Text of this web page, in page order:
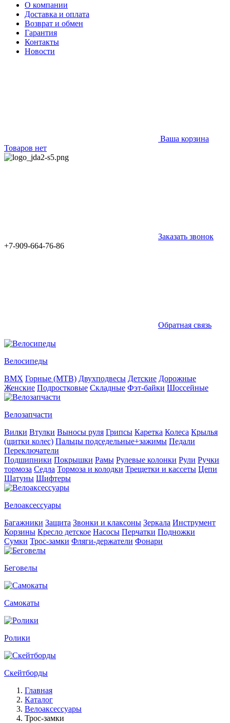
О компании
Доставка и оплата
Возврат и обмен
Гарантия
Контакты
Новости
Ваша корзина
Товаров нет
Заказать звонок
+7-909-664-76-86
Обратная связь
Велосипеды
BMX Горные (MTB) Двухподвесы Детские Дорожные
Женские Подростковые Складные Фэт-байки Шоссейные
Велозапчасти
Вилки Втулки Выносы руля Грипсы Каретка Колеса Крылья
(щитки колес) Пальцы подседельные+зажимы Педали
Переключатели
Подшипники Покрышки Рамы Рулевые колонки Рули Ручки
тормоза Седла Тормоза и колодки Трещетки и кассеты Цепи
Шатуны Шифтеры
Велоаксессуары
Багажники Защита Звонки и клаксоны Зеркала Инструмент
Корзины Кресло детское Насосы Перчатки Подножки
Сумки Трос-замки Фляги-держатели Фонари
Беговелы
Самокаты
Ролики
Скейтборды
Главная
Каталог
Велоаксессуары
Трос-замки